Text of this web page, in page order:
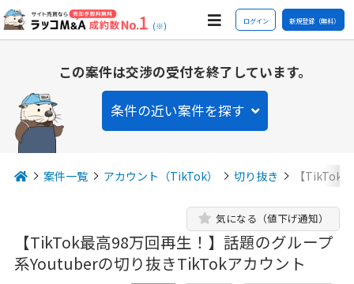
(※) ログイン 新規登録（無料）
この案件は交渉の受付を終了しています。
条件の近い案件を探す
案件一覧 アカウント（TikTok） 切り抜き 【TikTok
【TikTok最高98万回再生！】話題のグループ
系Youtuberの切り抜きTikTokアカウント
気になる（値下げ通知）